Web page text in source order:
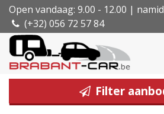
Open vandaag: 9.00 - 12.00 |
(+32) 056 72 57 84
Filter